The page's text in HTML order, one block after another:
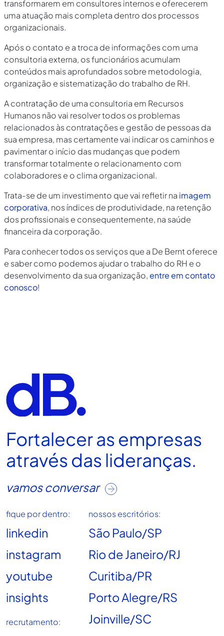
transformarem em consultores internos e oferecerem
uma atuação mais completa dentro dos processos
organizacionais.
Após o contato e a troca de informações com uma
consultoria externa, os funcionários acumulam
conteúdos mais aprofundados sobre metodologia,
organização e sistematização do trabalho de RH.
A contratação de uma consultoria em Recursos
Humanos não vai resolver todos os problemas
relacionados às contratações e gestão de pessoas da
sua empresa, mas certamente vai indicar os caminhos e
pavimentar o início das mudanças que podem
transformar totalmente o relacionamento com
colaboradores e o clima organizacional.
Trata-se de um investimento que vai refletir na imagem
corporativa, nos índices de produtividade, na retenção
dos profissionais e consequentemente, na saúde
financeira da corporação.
Para conhecer todos os serviços que a De Bernt oferece
e saber como podemos ajudar o trabalho do RH e o
desenvolvimento da sua organização,entre em contato
conosco!
Fortalecer as empresas
através das lideranças.
vamos conversar
fique por dentro:
linkedin
instagram
youtube
insights
recrutamento:
nossos escritórios:
São Paulo/SP
Rio de Janeiro/RJ
Curitiba/PR
Porto Alegre/RS
Joinville/SC